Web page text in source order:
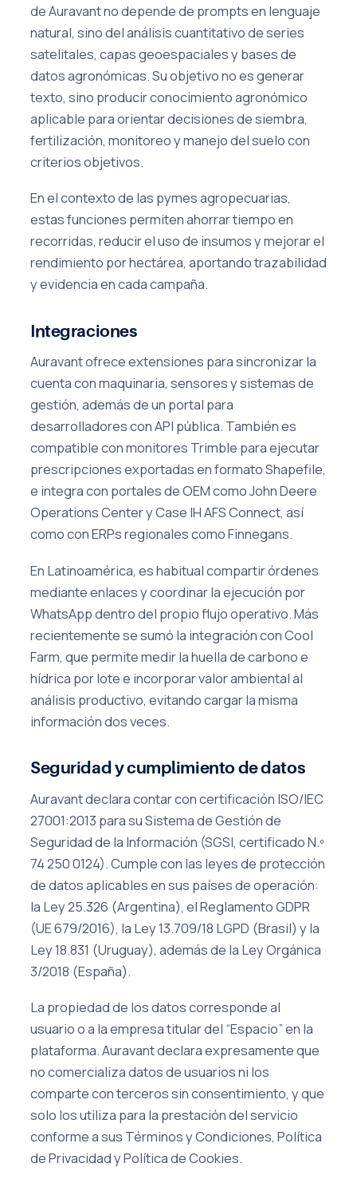
de Auravant no depende de prompts en lenguaje
natural, sino del análisis cuantitativo de series
satelitales, capas geoespaciales y bases de
datos agronómicas. Su objetivo no es generar
texto, sino producir conocimiento agronómico
aplicable para orientar decisiones de siembra,
fertilización, monitoreo y manejo del suelo con
criterios objetivos.
En el contexto de las pymes agropecuarias,
estas funciones permiten ahorrar tiempo en
recorridas, reducir el uso de insumos y mejorar el
rendimiento por hectárea, aportando trazabilidad
y evidencia en cada campaña.
Integraciones
Auravant ofrece extensiones para sincronizar la
cuenta con maquinaria, sensores y sistemas de
gestión, además de un portal para
desarrolladores con API pública. También es
compatible con monitores Trimble para ejecutar
prescripciones exportadas en formato Shapefile,
e integra con portales de OEM como John Deere
Operations Center y Case IH AFS Connect, así
como con ERPs regionales como Finnegans.
En Latinoamérica, es habitual compartir órdenes
mediante enlaces y coordinar la ejecución por
WhatsApp dentro del propio flujo operativo. Más
recientemente se sumó la integración con Cool
Farm, que permite medir la huella de carbono e
hídrica por lote e incorporar valor ambiental al
análisis productivo, evitando cargar la misma
información dos veces.
Seguridad y cumplimiento de datos
Auravant declara contar con certificación ISO/IEC
27001:2013 para su Sistema de Gestión de
Seguridad de la Información (SGSI, certificado N.º
74 250 0124). Cumple con las leyes de protección
de datos aplicables en sus países de operación:
la Ley 25.326 (Argentina), el Reglamento GDPR
(UE 679/2016), la Ley 13.709/18 LGPD (Brasil) y la
Ley 18.831 (Uruguay), además de la Ley Orgánica
3/2018 (España).
La propiedad de los datos corresponde al
usuario o a la empresa titular del “Espacio” en la
plataforma. Auravant declara expresamente que
no comercializa datos de usuarios ni los
comparte con terceros sin consentimiento, y que
solo los utiliza para la prestación del servicio
conforme a sus Términos y Condiciones, Política
de Privacidad y Política de Cookies.